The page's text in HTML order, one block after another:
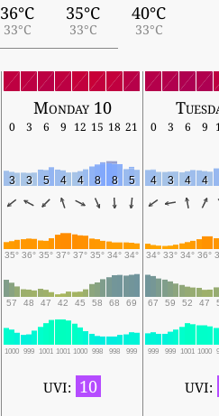
36°C
33°C
35°C
33°C
40°C
33°C
Monday 10
0 3 6 9 12 15 18 21 0 3 6 9
3 3 5 4 4 8 8 5 4 3 4 4
35° 36° 35° 37° 37° 35° 34° 34° 34° 33° 34° 36°
57 48 47 42 45 58 68 69 67 59 52 47
1000 999 1001 1001 1000 998 998 999 999 999 1001 1000
UVI: 10 UVI: